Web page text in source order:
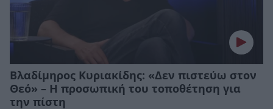
Βλαδίμηρος Κυριακίδης: «Δεν πιστεύω στον
Θεό» – Η προσωπική του τοποθέτηση για
την πίστη